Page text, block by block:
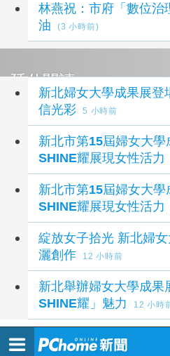
林燕祝：市府「數位治
油
(3 小時前)
延伸閱讀
新北婦女大學成果展
信光彩
5 小時前
新北市第15屆婦女大
SHINE耀展現女性活力
新北市第15屆婦女大
SHINE耀展現女性活力
綻放女子拾光 新北婦女大學成果展舞動人生揮
灑創作
12 小時前
新北舉辦婦女大學成
SHINE耀」魅力
12 小時